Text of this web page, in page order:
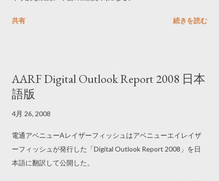
出すため、落選者を大量発生させるミスコンとは逆の発想をと
プレミアムメンバーがコンパニオンより熱心に商品を推奨し
た。非日常性や優位性をともなうさまざまな感動体験を提供し
1,208名のほかに新規メンバー800名を選出する。
http://www.kireone.jp/ ------------------------------ 次世代コミュニ
ケーションデザイン - クチコミ・バズ・バイラルの本質 トライ
共有 続きを読む
AARF Digital Outlook Report 2008 日本
語版
4月 26, 2008
電通アベニューAレイザーフィッシュはアベニューエイレイザ
ーフィッシュが発行した「Digital Outlook Report 2008」を日
本語に翻訳して公開した。